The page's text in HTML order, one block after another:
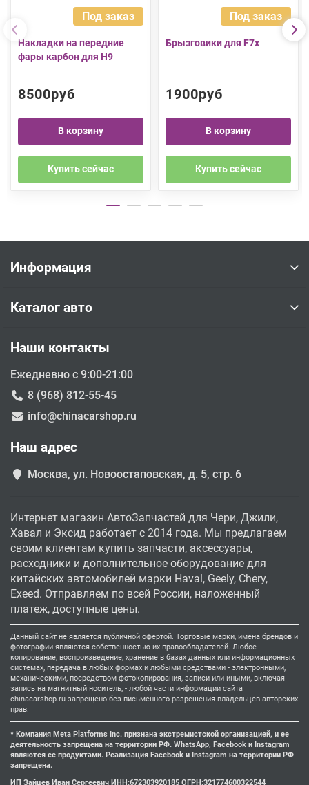
Под заказ
Накладки на передние
фары карбон для H9
8500руб
В корзину
Купить сейчас
Под заказ
Брызговики для F7x
1900руб
В корзину
Купить сейчас
Информация
Каталог авто
Наши контакты
Ежедневно с 9:00-21:00
8 (968) 812-55-45
info@chinacarshop.ru
Наш адрес
Москва, ул. Новоостаповская, д. 5, стр. 6
Интернет магазин АвтоЗапчастей для Чери, Джили,
Хавал и Эксид работает с 2014 года. Мы предлагаем
своим клиентам купить запчасти, аксессуары,
расходники и дополнительное оборудование для
китайских автомобилей марки Haval, Geely, Chery,
Exeed. Отправляем по всей России, наложенный
платеж, доступные цены.
Данный сайт не является публичной офертой. Торговые марки, имена брендов и
фотографии являются собственностью их правообладателей. Любое
копирование, воспроизведение, хранение в базах данных или информационных
системах, передача в любых формах и любыми средствами - электронными,
механическими, посредством фотокопирования, записи или иными, включая
запись на магнитный носитель, - любой части информации сайта
chinacarshop.ru запрещено без письменного разрешения владельцев авторских
прав.
* Компания Meta Platforms Inc. признана экстремистской организацией, и ее
деятельность запрещена на территории РФ. WhatsApp, Facebook и Instagram
являются ее продуктами. Реализация Facebook и Instagram на территории РФ
запрещена.
ИП Зайцев Иван Сергеевич ИНН:672303920185 ОГРН:321774600322544